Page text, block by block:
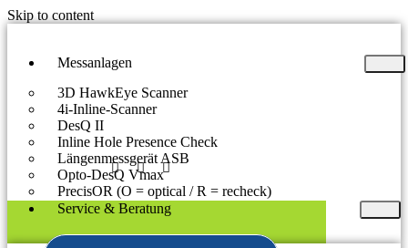
Skip to content
Messanlagen
3D HawkEye Scanner
4i-Inline-Scanner
DesQ II
Inline Hole Presence Check
Längenmessgerät ASB
Opto-DesQ Vmax
PrecisOR (O = optical / R = recheck)
Service & Beratung